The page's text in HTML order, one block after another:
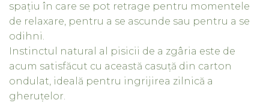
spațiu în care se pot retrage pentru momentele
de relaxare, pentru a se ascunde sau pentru a se
odihni.
Instinctul natural al pisicii de a zgâria este de
acum satisfăcut cu această casuță din carton
ondulat, ideală pentru ingrijirea zilnică a
gheruțelor.